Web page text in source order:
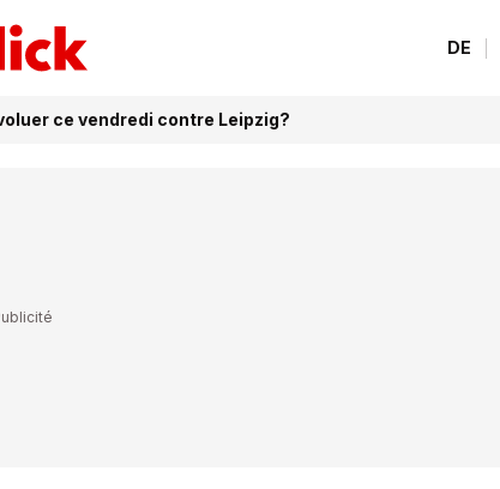
DE
ce vendredi contre Leipzig?